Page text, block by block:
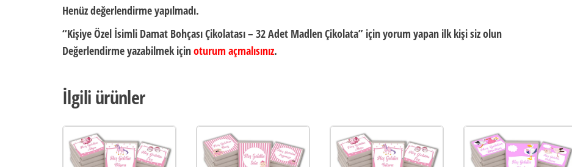
Henüz değerlendirme yapılmadı.
“Kişiye Özel İsimli Damat Bohçası Çikolatası – 32 Adet Madlen Çikolata” için yorum yapan ilk kişi siz olun
Değerlendirme yazabilmek içinoturum açmalısınız.
İlgili ürünler